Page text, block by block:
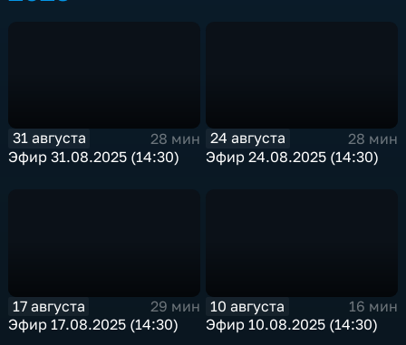
31 августа
28 мин
Эфир 31.08.2025 (14:30)
24 августа
28 мин
Эфир 24.08.2025 (14:30)
17 августа
29 мин
Эфир 17.08.2025 (14:30)
10 августа
16 мин
Эфир 10.08.2025 (14:30)